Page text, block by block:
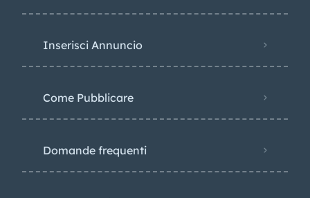
Inserisci Annuncio
Come Pubblicare
Domande frequenti